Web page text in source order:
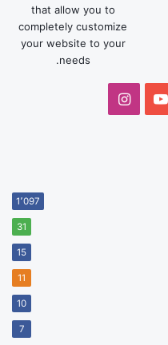
that allow you to
completely customize
your website to your
needs.
‫YouTubeانستقرام
1٬097
31
15
11
10
7